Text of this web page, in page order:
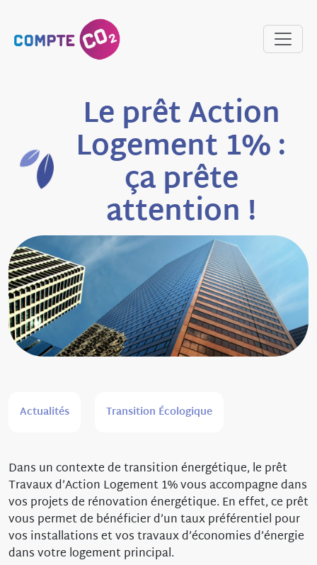
Le prêt Action
Logement 1% :
ça prête
attention !
Actualités Transition Écologique
Dans un contexte de transition énergétique, le prêt
Travaux d’Action Logement 1% vous accompagne dans
vos projets de rénovation énergétique. En effet, ce prêt
vous permet de bénéficier d’un taux préférentiel pour
vos installations et vos travaux d’économies d’énergie
dans votre logement principal.